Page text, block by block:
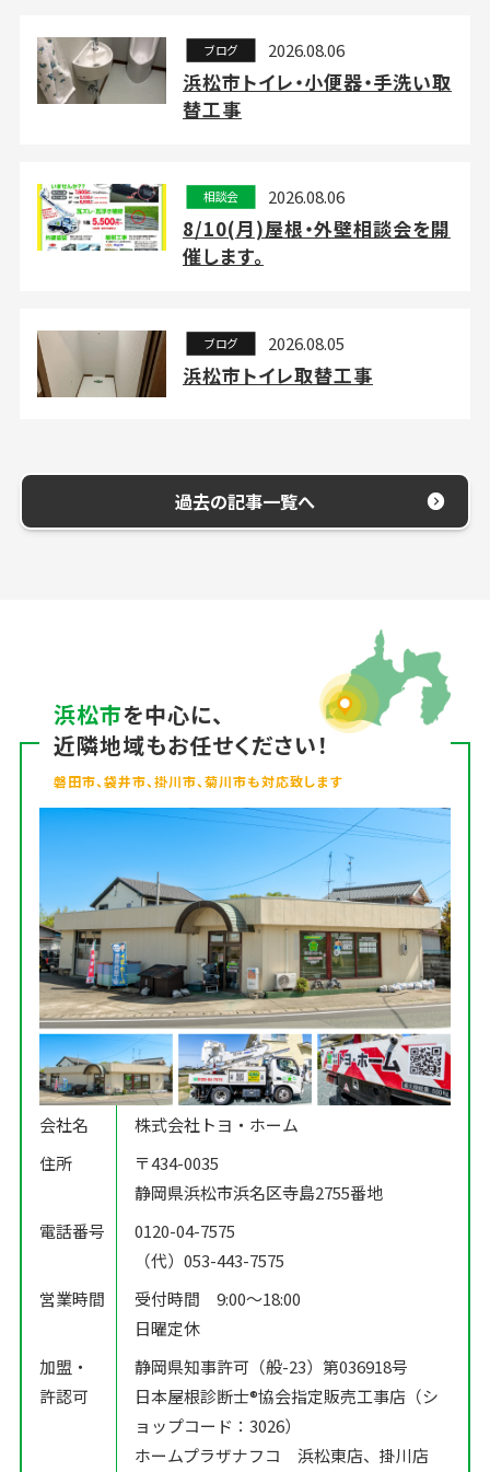
ブログ 2026.08.06
浜松市トイレ・小便器・手洗い取
替工事
相談会 2026.08.06
8/10(月)屋根・外壁相談会を開
催します。
ブログ 2026.08.05
浜松市トイレ取替工事
過去の記事一覧へ
浜松市を中心に、
近隣地域もお任せください！
磐田市、袋井市、掛川市、菊川市も対応致します
会社名
株式会社トヨ・ホーム
住所
〒434-0035
静岡県浜松市浜名区寺島2755番地
電話番号
0120-04-7575
（代）053-443-7575
営業時間
受付時間 9:00〜18:00
日曜定休
加盟・
許認可
静岡県知事許可（般-23）第036918号
日本屋根診断士®️協会指定販売工事店（シ
ョップコード：3026）
ホームプラザナフコ 浜松東店、掛川店